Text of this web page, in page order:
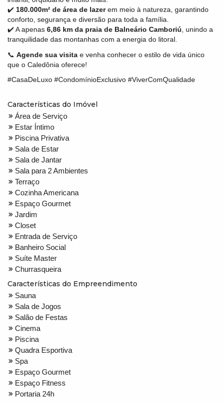
✔️ 180.000m² de área de lazerem meio à natureza, garantindo
conforto, segurança e diversão para toda a família.
✔️ A apenas 6,86 km da praia de Balneário Camboriú , unindo a
tranquilidade das montanhas com a energia do litoral.
📞 Agende sua visita e venha conhecer o estilo de vida único
que o Caledônia oferece!
#CasaDeLuxo #CondomínioExclusivo #ViverComQualidade
Características do Imóvel
Área de Serviço
Estar Íntimo
Piscina Privativa
Sala de Estar
Sala de Jantar
Sala para 2 Ambientes
Terraço
Cozinha Americana
Espaço Gourmet
Jardim
Closet
Entrada de Serviço
Banheiro Social
Suíte Master
Churrasqueira
Características do Empreendimento
Sauna
Sala de Jogos
Salão de Festas
Cinema
Piscina
Quadra Esportiva
Spa
Espaço Gourmet
Espaço Fitness
Portaria 24h